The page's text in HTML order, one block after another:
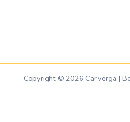
Copyright © 2026 Cariverga |